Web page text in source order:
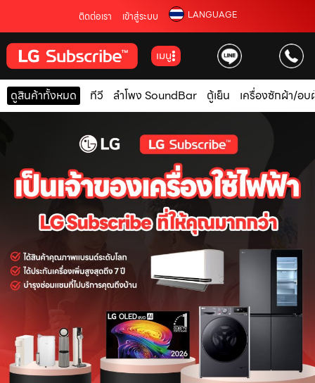
ติดต่อเรา เข้าสู่ระบบ LANGUAGE
เมนู
ดูสินค้าทั้งหมด ทีวี ลำโพง SoundBar ตู้เย็น เครื่องซักผ้า/อบ